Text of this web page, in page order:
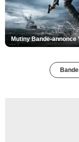
Mutiny Bande-annonce